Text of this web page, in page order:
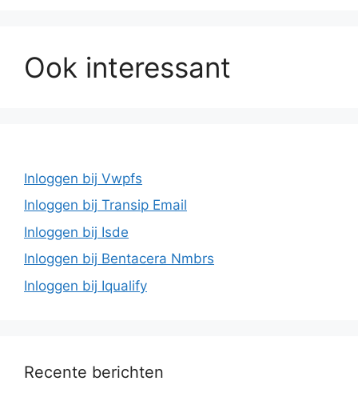
Ook interessant
Inloggen bij Vwpfs
Inloggen bij Transip Email
Inloggen bij Isde
Inloggen bij Bentacera Nmbrs
Inloggen bij Iqualify
Recente berichten